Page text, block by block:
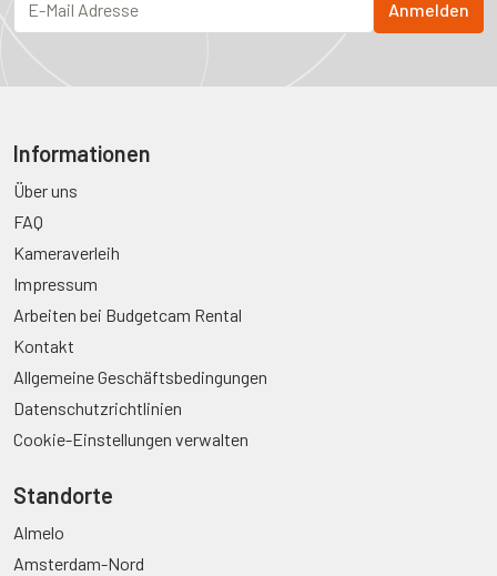
Informationen
Über uns
FAQ
Kameraverleih
Impressum
Arbeiten bei Budgetcam Rental
Kontakt
Allgemeine Geschäftsbedingungen
Datenschutzrichtlinien
Cookie-Einstellungen verwalten
Standorte
Almelo
Amsterdam-Nord